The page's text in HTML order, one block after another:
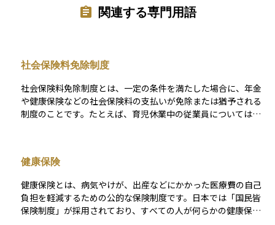
関連する専門用語
社会保険料免除制度
社会保険料免除制度とは、一定の条件を満たした場合に、年金
や健康保険などの社会保険料の支払いが免除または猶予される
制度のことです。たとえば、育児休業中の従業員については、
れます。経済的な負担が大きくなる出産や育児の時期におい
て、家計を支える重要な制度の一つです。手続きは通常、勤務
先を通じて行われ、会社が申請を代行するのが一般的です。保
険料の免除によって安心して育児や療養に専念できるようサポ
ートする制度です。
健康保険
健康保険とは、病気やけが、出産などにかかった医療費の自己
負担を軽減するための公的な保険制度です。日本では「国民皆
保険制度」が採用されており、すべての人が何らかの健康保険